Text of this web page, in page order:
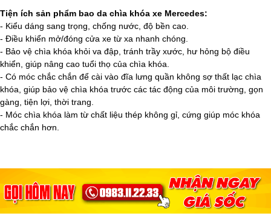
Tiện ích sản phẩm bao da chìa khóa xe Mercedes:
- Kiểu dáng sang trọng, chống nước, độ bền cao.
- Điều khiển mở/đóng cửa xe từ xa nhanh chóng.
- Bảo vệ chìa khóa khỏi va đập, tránh trầy xước, hư hỏng bộ điều
khiển, giúp nâng cao tuổi thọ của chìa khóa.
- Có móc chắc chắn để cài vào đĩa lưng quần không sợ thất lạc chìa
khóa, giúp bảo vệ chìa khóa trước các tác động của môi trường, gọn
gàng, tiện lợi, thời trang.
- Móc chìa khóa làm từ chất liệu thép không gỉ, cứng giúp móc khóa
chắc chắn hơn.